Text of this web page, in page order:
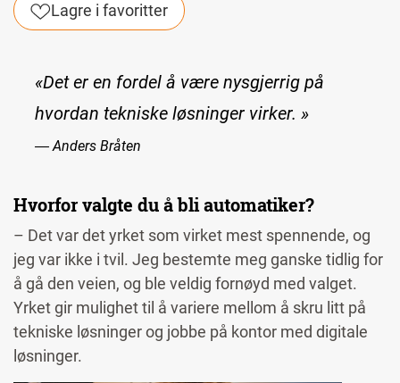
Lagre i favoritter
«Det er en fordel å være nysgjerrig på
hvordan tekniske løsninger virker. »
― Anders Bråten
Hvorfor valgte du å bli automatiker?
– Det var det yrket som virket mest spennende, og
jeg var ikke i tvil. Jeg bestemte meg ganske tidlig for
å gå den veien, og ble veldig fornøyd med valget.
Yrket gir mulighet til å variere mellom å skru litt på
tekniske løsninger og jobbe på kontor med digitale
løsninger.